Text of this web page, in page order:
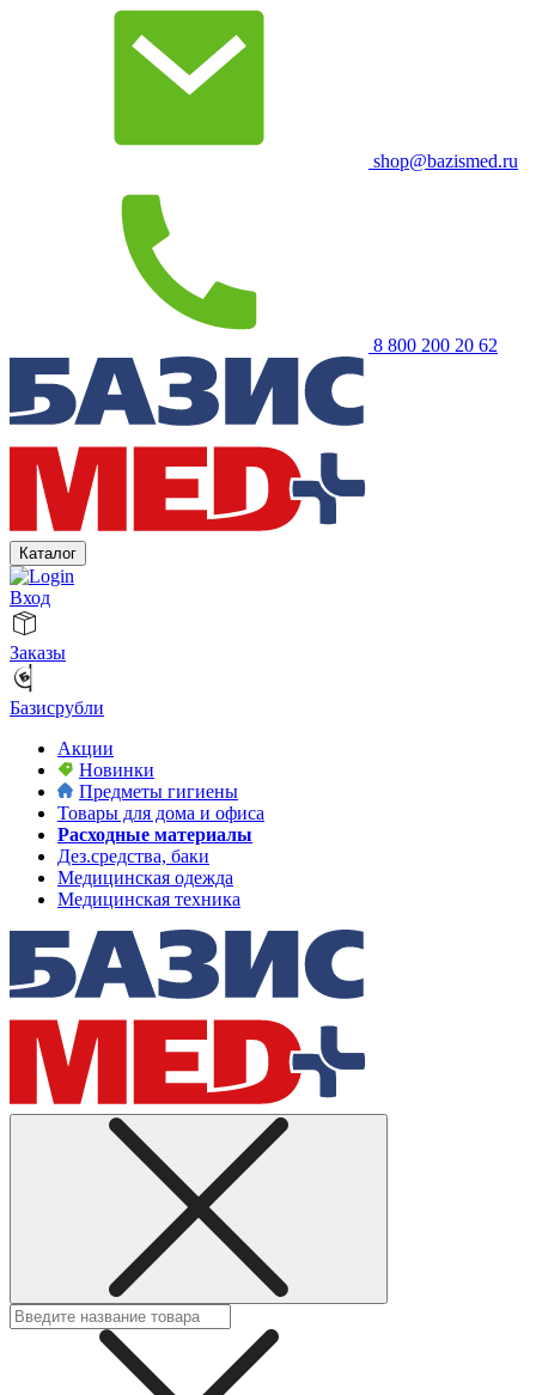
shop@bazismed.ru
8 800 200 20 62
Каталог
Вход
Заказы
Базисрубли
Акции
Новинки
Предметы гигиены
Товары для дома и офиса
Расходные материалы
Дез.средства, баки
Медицинская одежда
Медицинская техника